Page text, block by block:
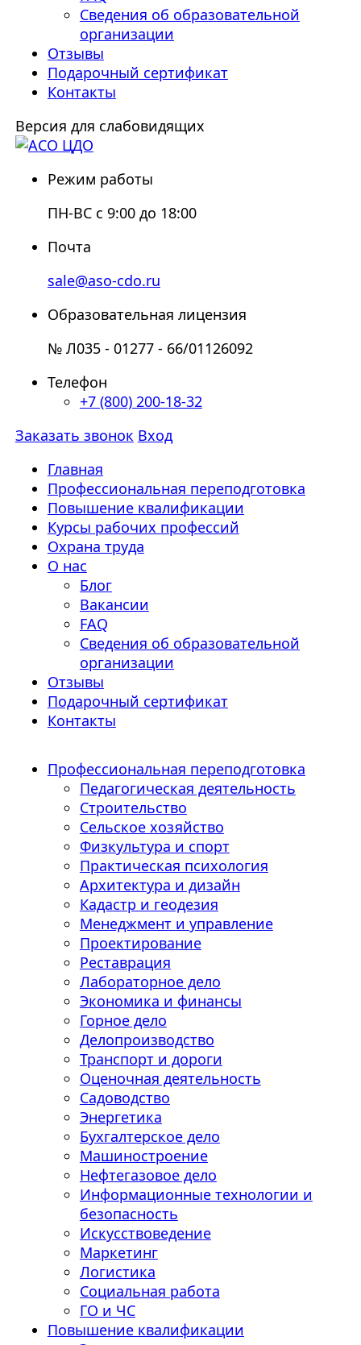
Сведения об образовательной
организации
Отзывы
Подарочный сертификат
Контакты
Версия для слабовидящих
Режим работы
ПН-ВС с 9:00 до 18:00
Почта
sale@aso-cdo.ru
Образовательная лицензия
№ Л035 - 01277 - 66/01126092
Телефон
+7 (800) 200-18-32
Заказать звонок Вход
Главная
Профессиональная переподготовка
Повышение квалификации
Курсы рабочих профессий
Охрана труда
О нас
Блог
Вакансии
FAQ
Сведения об образовательной
организации
Отзывы
Подарочный сертификат
Контакты
Профессиональная переподготовка
Педагогическая деятельность
Строительство
Сельское хозяйство
Физкультура и спорт
Практическая психология
Архитектура и дизайн
Кадастр и геодезия
Менеджмент и управление
Проектирование
Реставрация
Лабораторное дело
Экономика и финансы
Горное дело
Делопроизводство
Транспорт и дороги
Оценочная деятельность
Садоводство
Энергетика
Бухгалтерское дело
Машиностроение
Нефтегазовое дело
Информационные технологии и
безопасность
Искусствоведение
Маркетинг
Логистика
Социальная работа
ГО и ЧС
Повышение квалификации